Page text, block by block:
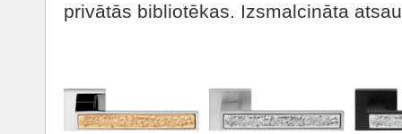
privātās bibliotēkas. Izsmalcināta